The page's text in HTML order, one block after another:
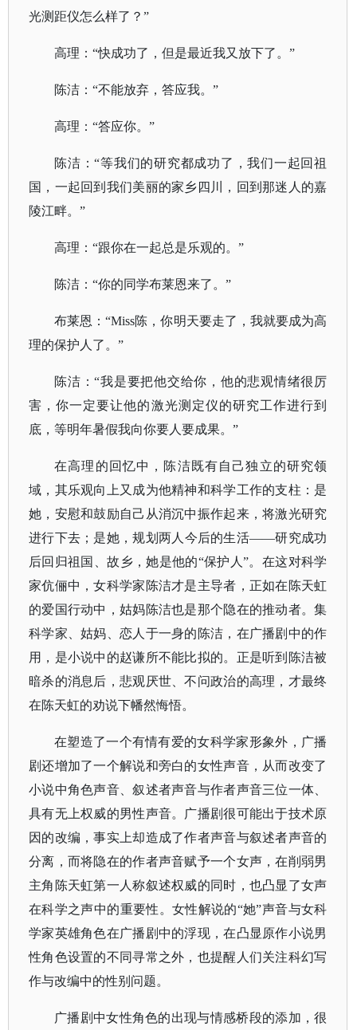
光测距仪怎么样了？”
高理： “快成功了，但是最近我又放下了。”
陈洁： “不能放弃，答应我。”
高理： “答应你。”
陈洁：“等我们的研究都成功了，我们一起回祖
国，一起回到我们美丽的家乡四川，回到那迷人的嘉
陵江畔。”
高理： “跟你在一起总是乐观的。”
陈洁： “你的同学布莱恩来了。”
布莱恩：“Miss陈，你明天要走了，我就要成为高
理的保护人了。”
陈洁：“我是要把他交给你，他的悲观情绪很厉
害，你一定要让他的激光测定仪的研究工作进行到
底，等明年暑假我向你要人要成果。”
在高理的回忆中，陈洁既有自己独立的研究领
域，其乐观向上又成为他精神和科学工作的支柱：是
她，安慰和鼓励自己从消沉中振作起来，将激光研究
进行下去；是她，规划两人今后的生活——研究成功
后回归祖国、故乡，她是他的“保护人”。在这对科学
家伉俪中，女科学家陈洁才是主导者，正如在陈天虹
的爱国行动中，姑妈陈洁也是那个隐在的推动者。集
科学家、姑妈、恋人于一身的陈洁，在广播剧中的作
用，是小说中的赵谦所不能比拟的。正是听到陈洁被
暗杀的消息后，悲观厌世、不问政治的高理，才最终
在陈天虹的劝说下幡然悔悟。
在塑造了一个有情有爱的女科学家形象外，广播
剧还增加了一个解说和旁白的女性声音，从而改变了
小说中角色声音、叙述者声音与作者声音三位一体、
具有无上权威的男性声音。广播剧很可能出于技术原
因的改编，事实上却造成了作者声音与叙述者声音的
分离，而将隐在的作者声音赋予一个女声，在削弱男
主角陈天虹第一人称叙述权威的同时，也凸显了女声
在科学之声中的重要性。女性解说的“她”声音与女科
学家英雄角色在广播剧中的浮现，在凸显原作小说男
性角色设置的不同寻常之外，也提醒人们关注科幻写
作与改编中的性别问题。
广播剧中女性角色的出现与情感桥段的添加，很